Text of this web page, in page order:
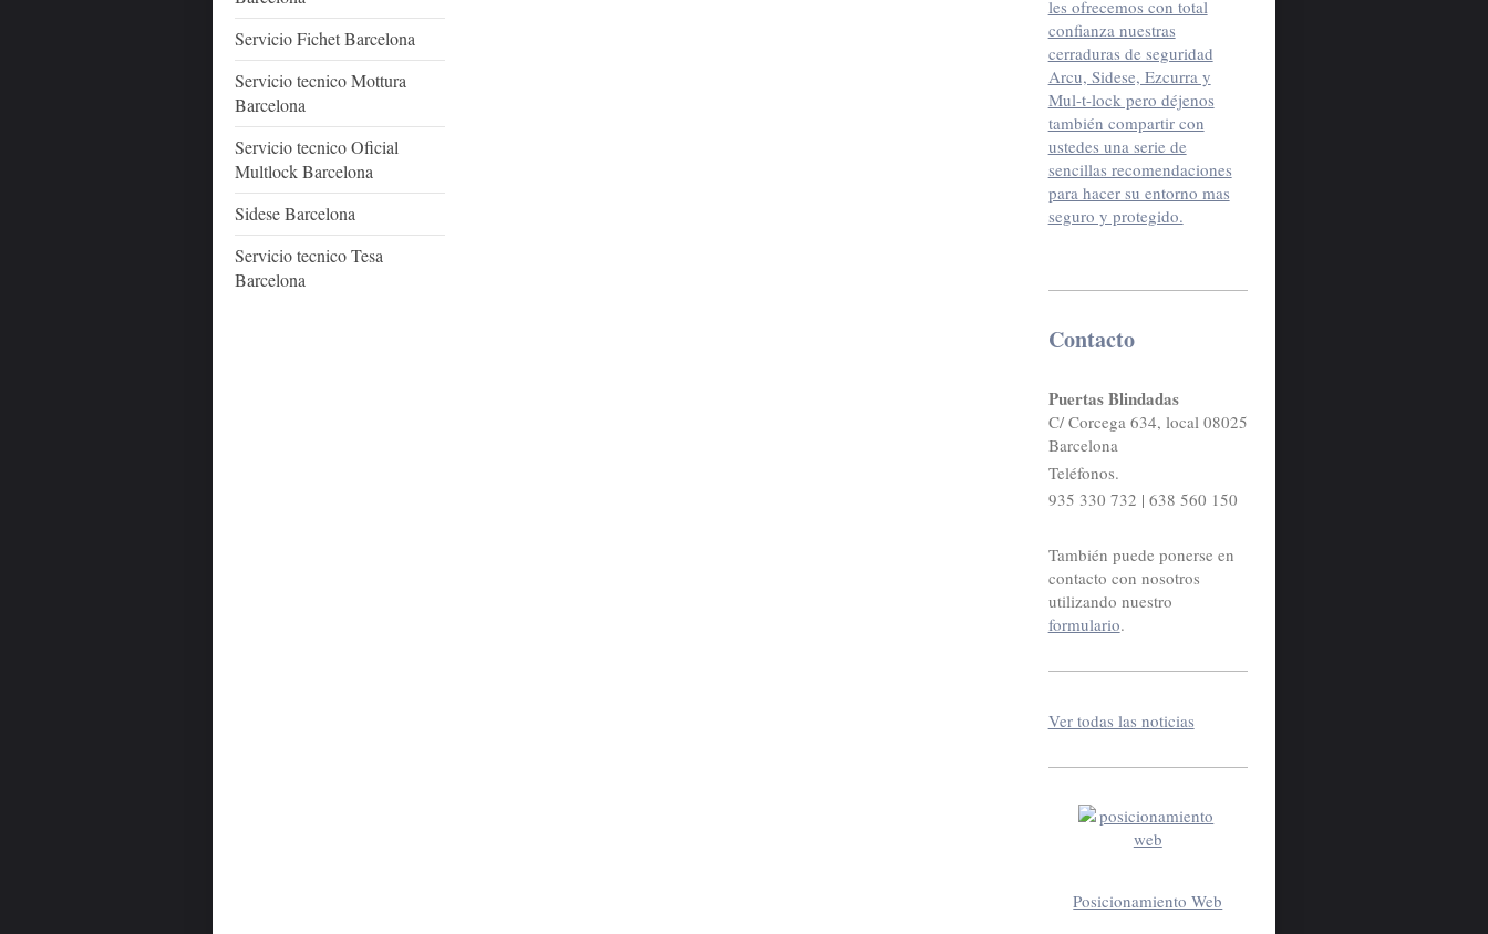
Servicio Fichet Barcelona
Servicio tecnico Mottura
Barcelona
Servicio tecnico Oficial
Multlock Barcelona
Sidese Barcelona
Servicio tecnico Tesa
Barcelona
les ofrecemos con total
confianza nuestras
cerraduras de seguridad
Arcu, Sidese, Ezcurra y
Mul-t-lock pero déjenos
también compartir con
ustedes una serie de
sencillas recomendaciones
para hacer su entorno mas
seguro y protegido.
Contacto
Puertas Blindadas
C/ Corcega 634, local 08025
Barcelona
Teléfonos.
935 330 732 | 638 560 150
También puede ponerse en
contacto con nosotros
utilizando nuestro
formulario.
Ver todas las noticias
Posicionamiento Web